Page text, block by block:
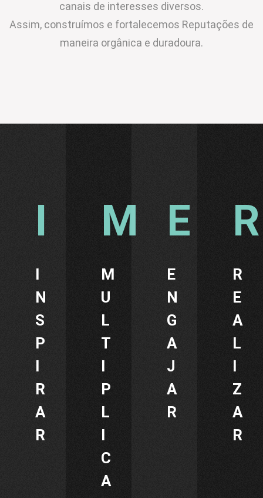
canais de interesses diversos.
Assim, construímos e fortalecemos Reputações de
maneira orgânica e duradoura.
I
N
S
P
I
R
A
R
M
U
L
T
I
P
L
I
C
A
E
N
G
A
J
A
R
R
E
A
L
I
Z
A
R